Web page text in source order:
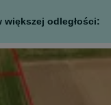
większej odległości: